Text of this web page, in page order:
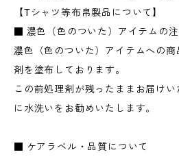
【Tシャツ等布帛製品について】
■ 濃色（色のついた）アイテムの
濃色（色のついた）アイテムへの
剤を塗布しております。
この前処理剤が残ったままお届け
に水洗いをお勧めいたします。
■ ケアラベル・品質について